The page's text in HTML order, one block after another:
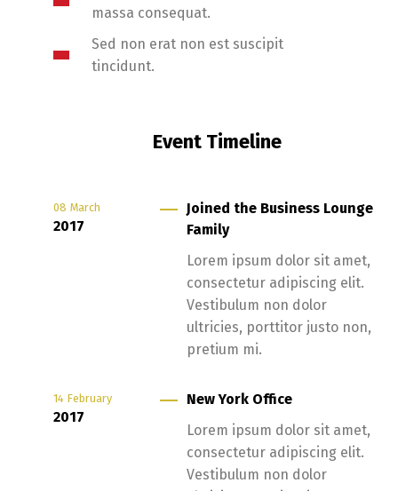
massa consequat.
Sed non erat non est suscipit
tincidunt.
Event Timeline
08 March
2017
Joined the Business Lounge
Family
Lorem ipsum dolor sit amet,
consectetur adipiscing elit.
Vestibulum non dolor
ultricies, porttitor justo non,
pretium mi.
14 February
2017
New York Office
Lorem ipsum dolor sit amet,
consectetur adipiscing elit.
Vestibulum non dolor